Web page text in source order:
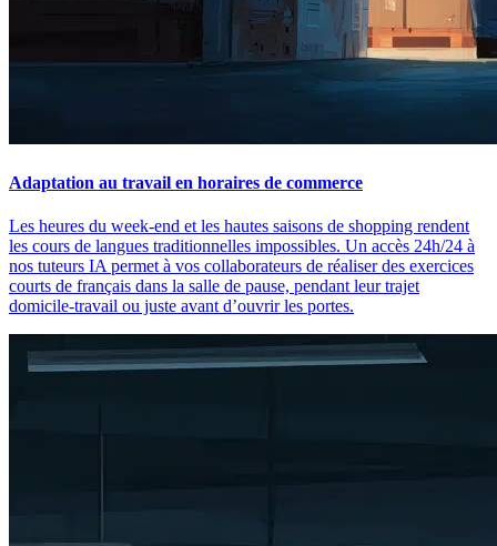
Adaptation au travail en horaires de commerce
Les heures du week-end et les hautes saisons de shopping rendent
les cours de langues traditionnelles impossibles. Un accès 24h/24 à
nos tuteurs IA permet à vos collaborateurs de réaliser des exercices
courts de français dans la salle de pause, pendant leur trajet
domicile-travail ou juste avant d’ouvrir les portes.